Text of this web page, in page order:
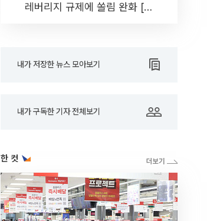
레버리지 규제에 쏠림 완화 [찐
내가 저장한 뉴스 모아보기
내가 구독한 기자 전체보기
한 컷